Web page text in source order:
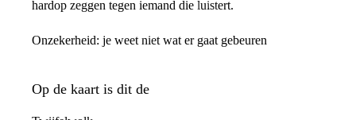
hardop zeggen tegen iemand die luistert.
Onzekerheid: je weet niet wat er gaat gebeuren
Op de kaart is dit de